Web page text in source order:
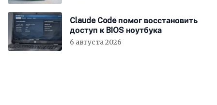
Claude Code помог восстановить
доступ к BIOS ноутбука
6 августа 2026